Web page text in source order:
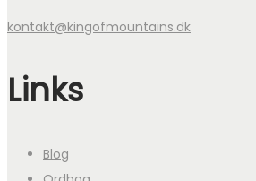
kontakt@kingofmountains.dk
Links
Blog